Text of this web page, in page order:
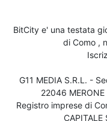
BitCity e' una testata
di Como ,
G11 MEDIA S.R.L. -
22046
Registro imprese di